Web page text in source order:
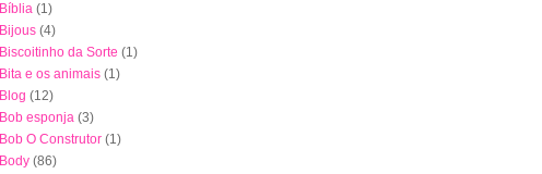
Bíblia (1)
Bijous (4)
Biscoitinho da Sorte (1)
Bita e os animais (1)
Blog (12)
Bob esponja (3)
Bob O Construtor (1)
Body (86)